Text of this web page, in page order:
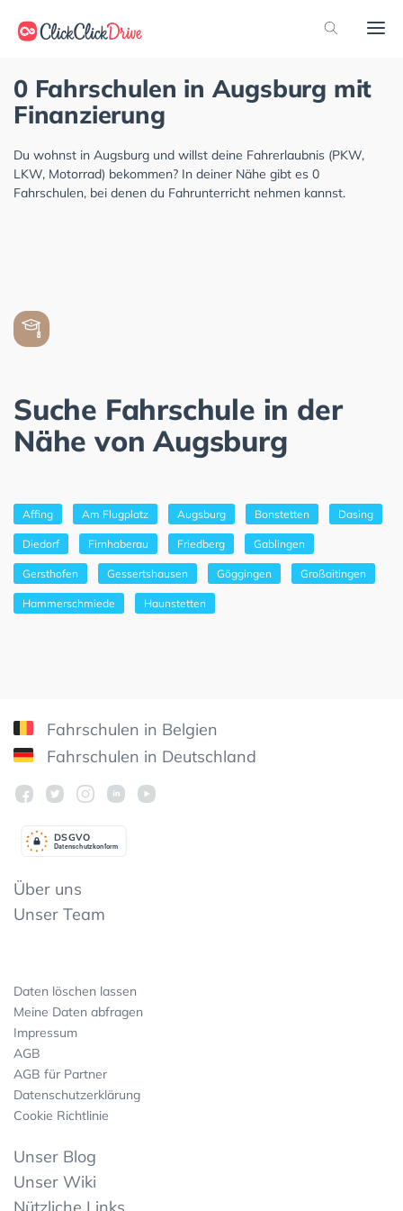
0 Fahrschulen in Augsburg mit
Finanzierung
Du wohnst in Augsburg und willst deine Fahrerlaubnis (PKW,
LKW, Motorrad) bekommen? In deiner Nähe gibt es 0
Fahrschulen, bei denen du Fahrunterricht nehmen kannst.
Suche Fahrschule in der
Nähe von Augsburg
Affing Am Flugplatz Augsburg Bonstetten Dasing
Diedorf Firnhaberau Friedberg Gablingen
Gersthofen Gessertshausen Göggingen Großaitingen
Hammerschmiede Haunstetten
Fahrschulen in Belgien
Fahrschulen in Deutschland
Datenschutzkonform
DSGVO
Über uns
Unser Team
Daten löschen lassen
Meine Daten abfragen
Impressum
AGB
AGB für Partner
Datenschutzerklärung
Cookie Richtlinie
Unser Blog
Unser Wiki